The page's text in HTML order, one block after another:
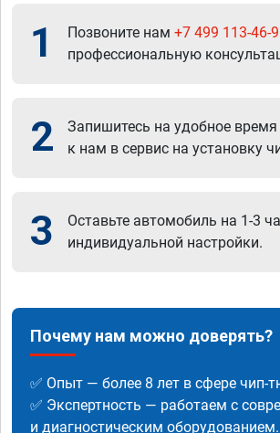
1 Позвоните нам +7 499 113-46-
профессиональную
2
Запишитесь на удобное
к нам в сервис на установку
3
Оставьте автомобиль на 1-3
индивидуальной настройки.
Почему нам можно доверять?
✅ Опыт — более 8 лет в сфере чип-
✅ Экспертность — работаем с
и диагностическим оборудованием.